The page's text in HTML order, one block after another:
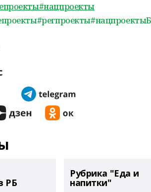
#нацпроекты
#регпроекты
РБ
Рубрика "Еда и
напитки"